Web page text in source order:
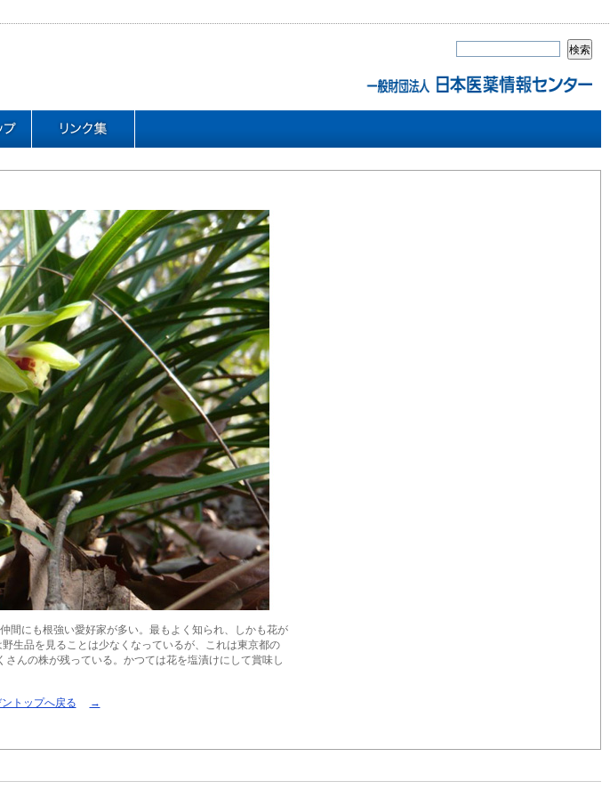
間にも根強い愛好家が多い。最もよく知られ、しかも花が
生品を見ることは少なくなっているが、これは東京都の
んの株が残っている。かつては花を塩漬けにして賞味し
トップへ戻る →